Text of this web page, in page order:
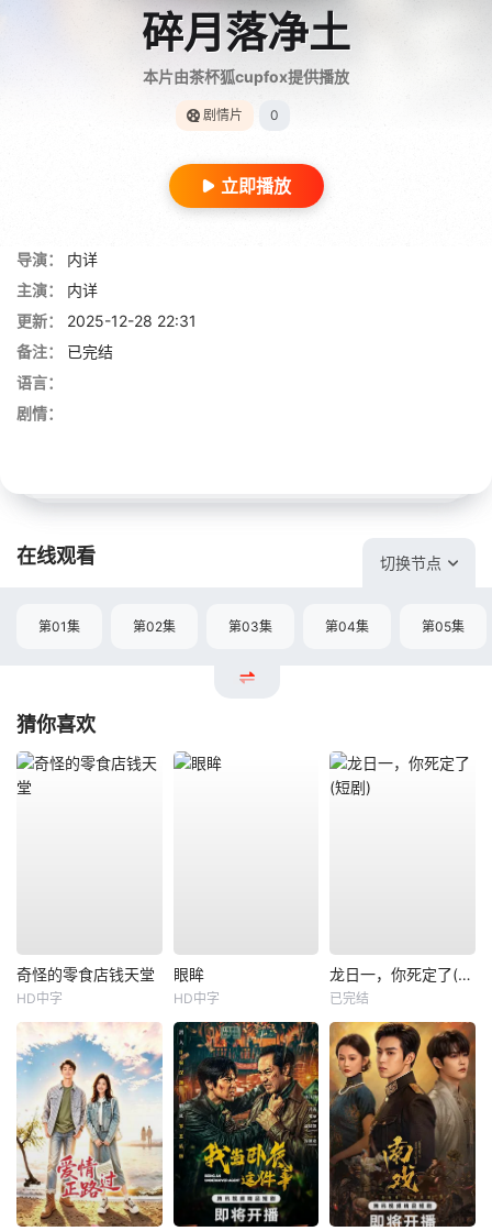
碎月落净土
本片由茶杯狐cupfox提供播放
剧情片 0
立即播放
导演：
内详
主演：
内详
更新：
2025-12-28 22:31
备注：
已完结
语言：
剧情：
在线观看 切换节点
第01集 第02集 第03集 第04集 第05集
猜你喜欢
奇怪的零食店钱天堂
HD中字
眼眸
HD中字
龙日一，你死定了(短剧)
已完结